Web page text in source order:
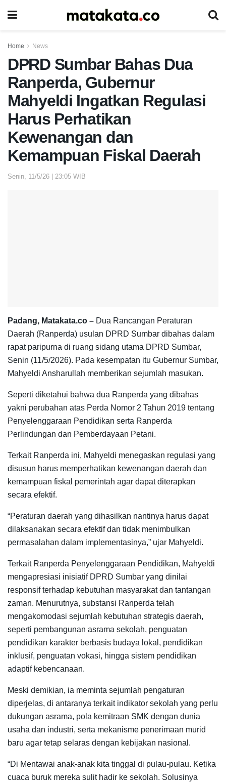
Home News
DPRD Sumbar Bahas Dua
Ranperda, Gubernur
Mahyeldi Ingatkan Regulasi
Harus Perhatikan
Kewenangan dan
Kemampuan Fiskal Daerah
Senin, 11/5/26 | 23:05 WIB
Padang, Matakata.co – Dua Rancangan Peraturan
Daerah (Ranperda) usulan DPRD Sumbar dibahas dalam
rapat paripurna di ruang sidang utama DPRD Sumbar,
Senin (11/5/2026). Pada kesempatan itu Gubernur Sumbar,
Mahyeldi Ansharullah memberikan sejumlah masukan.
Seperti diketahui bahwa dua Ranperda yang dibahas
yakni perubahan atas Perda Nomor 2 Tahun 2019 tentang
Penyelenggaraan Pendidikan serta Ranperda
Perlindungan dan Pemberdayaan Petani.
Terkait Ranperda ini, Mahyeldi menegaskan regulasi yang
disusun harus memperhatikan kewenangan daerah dan
kemampuan fiskal pemerintah agar dapat diterapkan
secara efektif.
“Peraturan daerah yang dihasilkan nantinya harus dapat
dilaksanakan secara efektif dan tidak menimbulkan
permasalahan dalam implementasinya,” ujar Mahyeldi.
Terkait Ranperda Penyelenggaraan Pendidikan, Mahyeldi
mengapresiasi inisiatif DPRD Sumbar yang dinilai
responsif terhadap kebutuhan masyarakat dan tantangan
zaman. Menurutnya, substansi Ranperda telah
mengakomodasi sejumlah kebutuhan strategis daerah,
seperti pembangunan asrama sekolah, penguatan
pendidikan karakter berbasis budaya lokal, pendidikan
inklusif, penguatan vokasi, hingga sistem pendidikan
adaptif kebencanaan.
Meski demikian, ia meminta sejumlah pengaturan
diperjelas, di antaranya terkait indikator sekolah yang perlu
dukungan asrama, pola kemitraan SMK dengan dunia
usaha dan industri, serta mekanisme penerimaan murid
baru agar tetap selaras dengan kebijakan nasional.
“Di Mentawai anak-anak kita tinggal di pulau-pulau. Ketika
cuaca buruk mereka sulit hadir ke sekolah. Solusinya